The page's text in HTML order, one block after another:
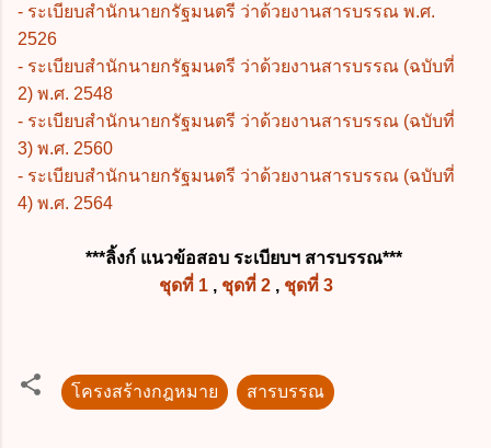
- ระเบียบสำนักนายกรัฐมนตรี ว่าด้วยงานสารบรรณ พ.ศ.
2526
- ระเบียบสำนักนายกรัฐมนตรี ว่าด้วยงานสารบรรณ (ฉบับที่
2) พ.ศ. 2548
- ระเบียบสำนักนายกรัฐมนตรี ว่าด้วยงานสารบรรณ (ฉบับที่
3) พ.ศ. 2560
- ระเบียบสำนักนายกรัฐมนตรี ว่าด้วยงานสารบรรณ (ฉบับที่
4) พ.ศ. 2564
***ลิ้งก์ แนวข้อสอบ ระเบียบฯ สารบรรณ***
ชุดที่ 1, ชุดที่ 2, ชุดที่ 3
โครงสร้างกฎหมาย สารบรรณ